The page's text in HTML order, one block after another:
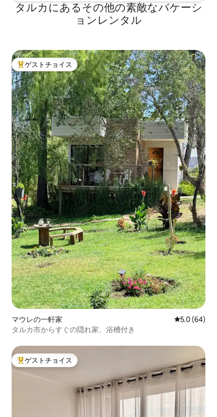
タルカにあるその他の素敵なバケーシ
ョンレンタル
大好評のゲストチョイスです。
ゲストチョイス
マウレの一軒家 レビュー64
5.0 (64)
タルカ市からすぐの隠れ家、浴槽付き
大好評のゲストチョイスです。
ゲストチョイス